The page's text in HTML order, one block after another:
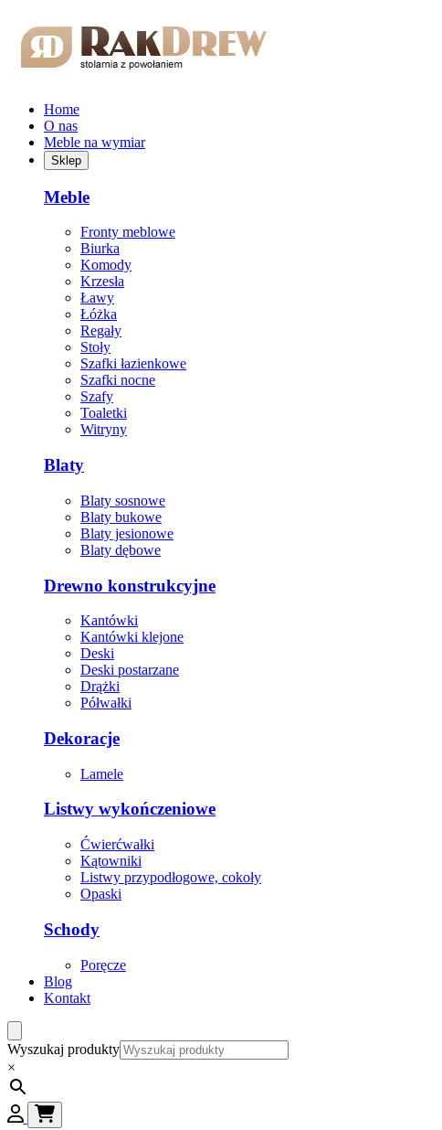
Home
O nas
Meble na wymiar
Sklep
Meble
Fronty meblowe
Biurka
Komody
Krzesła
Ławy
Łóżka
Regały
Stoły
Szafki łazienkowe
Szafki nocne
Szafy
Toaletki
Witryny
Blaty
Blaty sosnowe
Blaty bukowe
Blaty jesionowe
Blaty dębowe
Drewno konstrukcyjne
Kantówki
Kantówki klejone
Deski
Deski postarzane
Drążki
Półwałki
Dekoracje
Lamele
Listwy wykończeniowe
Ćwierćwałki
Kątowniki
Listwy przypodłogowe, cokoły
Opaski
Schody
Poręcze
Blog
Kontakt
Wyszukaj produkty
×